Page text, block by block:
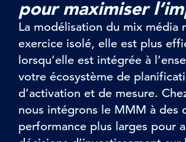
pour maximiser
La modélisation du mix média
exercice isolé, elle est plus
lorsqu’elle est intégrée à
votre écosystème de
d’activation et de mesure.
nous intégrons le MMM à des
performance plus larges pour